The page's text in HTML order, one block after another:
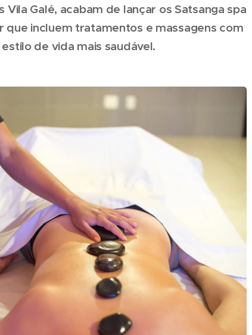
Vila Galé, acabam de lançar os Satsanga spa
incluem tratamentos e massagens com
de vida mais saudável.